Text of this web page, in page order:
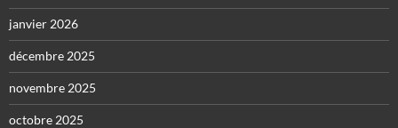
janvier 2026
décembre 2025
novembre 2025
octobre 2025